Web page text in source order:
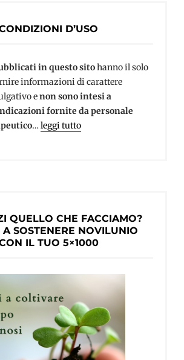
D’USO
in questo sitohanno il solo
informazioni di carattere
enon sono intesi a
fornite da personale
…leggi tutto
QUELLO CHE FACCIAMO?
A SOSTENERE NOVILUNIO
IL TUO 5×1000